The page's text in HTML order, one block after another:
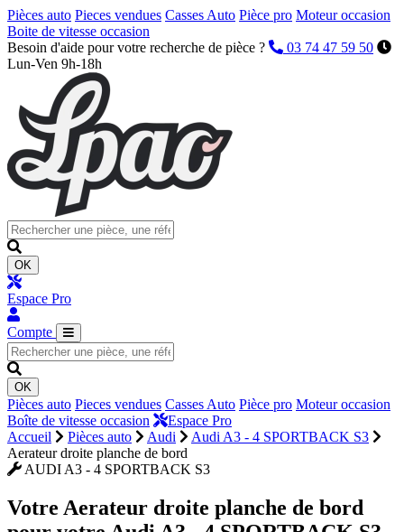
Pièces auto Pieces vendues Casses Auto Pièce pro Moteur occasion
Boite de vitesse occasion
Besoin d'aide pour votre recherche de pièce ?
03 74 47 59 50
Lun-Ven 9h-18h
OK
Espace Pro
Compte
OK
Pièces auto Pieces vendues Casses Auto Pièce pro Moteur occasion
Boîte de vitesse occasion
Espace Pro
Accueil
Pièces auto Audi
Audi A3 - 4 SPORTBACK S3
Aerateur droite planche de bord
AUDI A3 - 4 SPORTBACK S3
Votre Aerateur droite planche de bord